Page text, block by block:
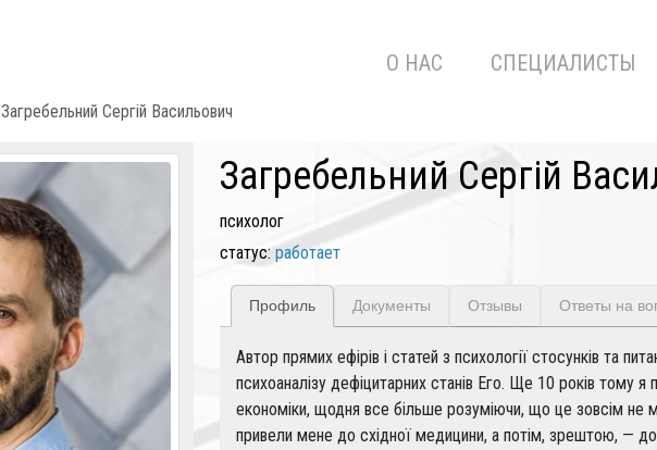
О НАС СПЕЦИАЛИСТЫ
Загребельний Сергій Васильович
Загребельний Сергій
психолог
статус: работает
Профиль Документы Отзывы Ответы на
Автор прямих ефірів і статей з психології стосунків та
психоаналізу дефіцитарних станів Его. Ще 10 років тому
економіки, щодня все більше розуміючи, що це зовсім не
привели мене до східної медицини, а потім, зрештою, — до